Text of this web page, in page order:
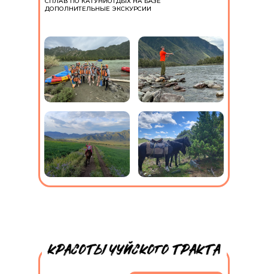
ДОПОЛНИТЕЛЬНЫЕ ЭКСКУРСИИ